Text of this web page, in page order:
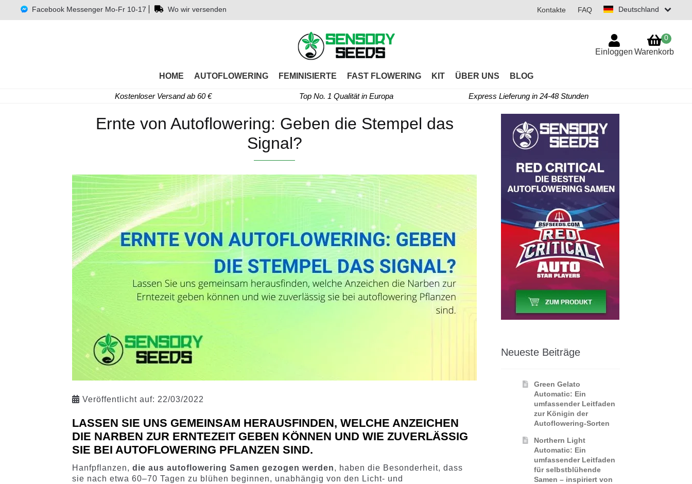
Facebook Messenger Mo-Fr 10-17 Wo wir versenden Deutschland
Kontakte FAQ
HOME AUTOFLOWERING FEMINISIERTE FAST FLOWERING KIT ÜBER UNS BLOG
Einloggen Warenkorb
0
Kostenloser Versand ab 60 € Top No. 1 Qualität in Europa Express Lieferung in 24-48 Stunden
Ernte von Autoflowering: Geben die Stempel das
Signal?
Veröffentlicht auf: 22/03/2022
LASSEN SIE UNS GEMEINSAM HERAUSFINDEN, WELCHE ANZEICHEN
DIE NARBEN ZUR ERNTEZEIT GEBEN KÖNNEN UND WIE ZUVERLÄSSIG
SIE BEI AUTOFLOWERING PFLANZEN SIND.
Hanfpflanzen,die aus autoflowering Samen gezogen werden, haben die Besonderheit, dass
sie nach etwa 60–70 Tagen zu blühen beginnen, unabhängig von den Licht- und
Neueste Beiträge
Green Gelato
Automatic: Ein
umfassender Leitfaden
zur Königin der
Autoflowering‑Sorten
Northern Light
Automatic: Ein
umfassender Leitfaden
für selbstblühende
Samen – inspiriert von